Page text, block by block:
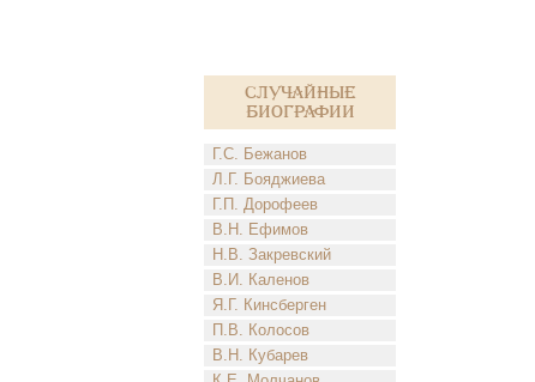
Случайные
биографии
Г.С. Бежанов
Л.Г. Бояджиева
Г.П. Дорофеев
В.Н. Ефимов
Н.В. Закревский
В.И. Каленов
Я.Г. Кинсберген
П.В. Колосов
В.Н. Кубарев